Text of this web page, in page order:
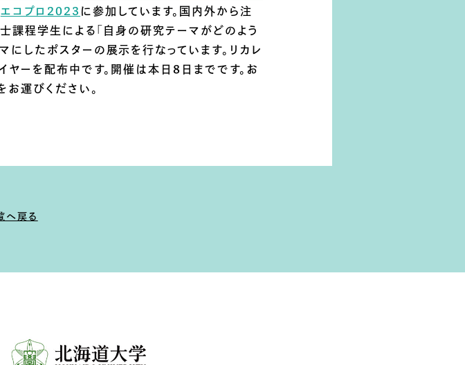
エコプロ2023に参加しています。国内外から注
程学生による「自身の研究テーマがどのよう
したポスターの展示を行なっています。リカレ
ヤーを配布中です。開催は本日8日までです。お
運びください。
へ戻る